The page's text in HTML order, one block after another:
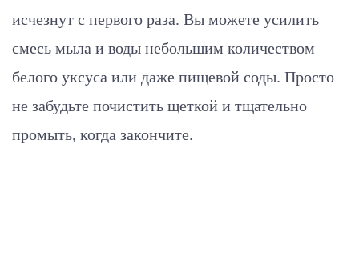
исчезнут с первого раза. Вы можете усилить
смесь мыла и воды небольшим количеством
белого уксуса или даже пищевой соды. Просто
не забудьте почистить щеткой и тщательно
промыть, когда закончите.